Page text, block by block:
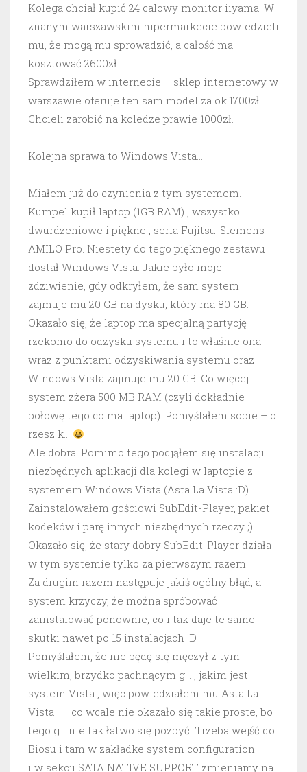
Kolega chciał kupić 24 calowy monitor iiyama. W
znanym warszawskim hipermarkecie powiedzieli
mu, że mogą mu sprowadzić, a całość ma
kosztować 2600zł.
Sprawdziłem w internecie – sklep internetowy w
warszawie oferuje ten sam model za ok.1700zł.
Chcieli zarobić na koledze prawie 1000zł.
Kolejna sprawa to Windows Vista…
Miałem już do czynienia z tym systemem.
Kumpel kupił laptop (1GB RAM) , wszystko
dwurdzeniowe i piękne , seria Fujitsu-Siemens
AMILO Pro. Niestety do tego pięknego zestawu
dostał Windows Vista. Jakie było moje
zdziwienie, gdy odkryłem, że sam system
zajmuje mu 20 GB na dysku, który ma 80 GB.
Okazało się, że laptop ma specjalną partycję
rzekomo do odzysku systemu i to właśnie ona
wraz z punktami odzyskiwania systemu oraz
Windows Vista zajmuje mu 20 GB. Co więcej
system zżera 500 MB RAM (czyli dokładnie
połowę tego co ma laptop). Pomyślałem sobie – o
rzesz k…
Ale dobra. Pomimo tego podjąłem się instalacji
niezbędnych aplikacji dla kolegi w laptopie z
systemem Windows Vista (Asta La Vista :D)
Zainstalowałem gościowi SubEdit-Player, pakiet
kodeków i parę innych niezbędnych rzeczy ;).
Okazało się, że stary dobry SubEdit-Player działa
w tym systemie tylko za pierwszym razem.
Za drugim razem następuje jakiś ogólny błąd, a
system krzyczy, że można spróbować
zainstalować ponownie, co i tak daje te same
skutki nawet po 15 instalacjach :D.
Pomyślałem, że nie będę się męczył z tym
wielkim, brzydko pachnącym g… , jakim jest
system Vista , więc powiedziałem mu Asta La
Vista ! – co wcale nie okazało się takie proste, bo
tego g… nie tak łatwo się pozbyć. Trzeba wejść do
Biosu i tam w zakładke system configuration
i w sekcji SATA NATIVE SUPPORT zmieniamy na